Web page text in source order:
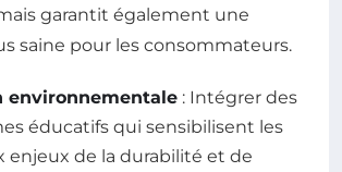
garantit également une
saine pour les consommateurs.
environnementale : Intégrer des
éducatifs qui sensibilisent les
enjeux de la durabilité et de